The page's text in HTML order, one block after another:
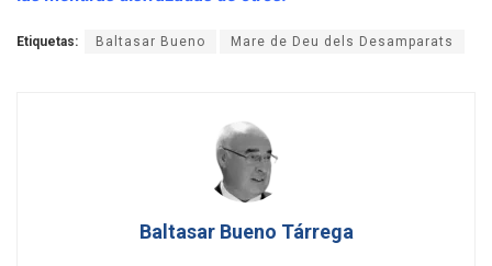
Etiquetas: Baltasar Bueno Mare de Deu dels Desamparats
Baltasar Bueno Tárrega